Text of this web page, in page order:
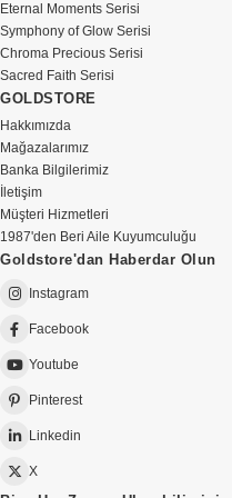
Eternal Moments Serisi
Symphony of Glow Serisi
Chroma Precious Serisi
Sacred Faith Serisi
GOLDSTORE
Hakkımızda
Mağazalarımız
Banka Bilgilerimiz
İletişim
Müşteri Hizmetleri
1987'den Beri Aile Kuyumculuğu
Goldstore'dan Haberdar Olun
Instagram
Facebook
Youtube
Pinterest
Linkedin
X